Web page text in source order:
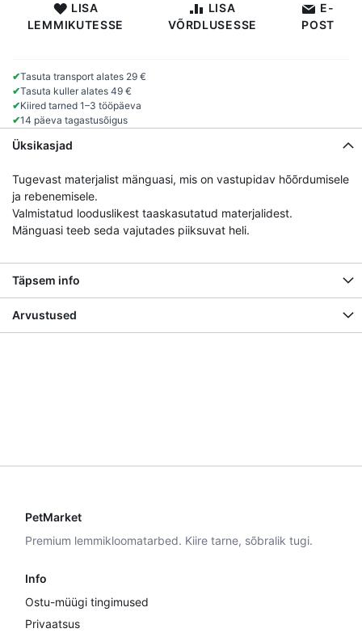
LISA
LEMMIKUTESSE
LISA
VÕRDLUSESSE
E-
POST
✔Tasuta transport alates 29 €
✔Tasuta kuller alates 49 €
✔Kiired tarned 1–3 tööpäeva
✔14 päeva tagastusõigus
Üksikasjad
Tugevast materjalist mänguasi, mis on vastupidav hõõrdumisele
ja rebenemisele.
Valmistatud looduslikest taaskasutatud materjalidest.
Mänguasi teeb seda vajutades piiksuvat heli.
Täpsem info
Arvustused
PetMarket
Premium lemmikloomatarbed. Kiire tarne, sõbralik tugi.
Info
Ostu-müügi tingimused
Privaatsus